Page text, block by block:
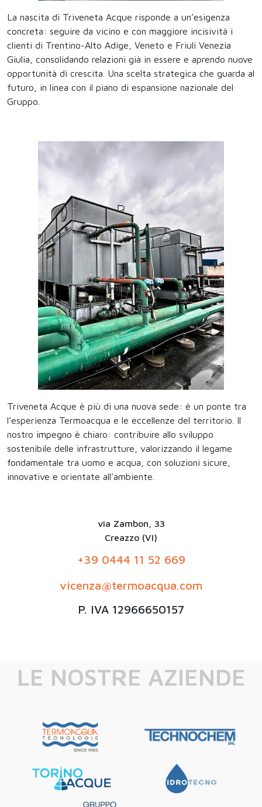
La nascita di Triveneta Acque risponde a un’esigenza
concreta: seguire da vicino e con maggiore incisività i
clienti di Trentino-Alto Adige, Veneto e Friuli Venezia
Giulia, consolidando relazioni già in essere e aprendo nuove
opportunità di crescita. Una scelta strategica che guarda al
futuro, in linea con il piano di espansione nazionale del
Gruppo.
Triveneta Acque è più di una nuova sede: è un ponte tra
l’esperienza Termoacqua e le eccellenze del territorio. Il
nostro impegno è chiaro: contribuire allo sviluppo
sostenibile delle infrastrutture, valorizzando il legame
fondamentale tra uomo e acqua, con soluzioni sicure,
innovative e orientate all’ambiente.
via Zambon, 33
Creazzo (VI)
+39 0444 11 52 669
vicenza@termoacqua.com
P. IVA 12966650157
LE NOSTRE AZIENDE